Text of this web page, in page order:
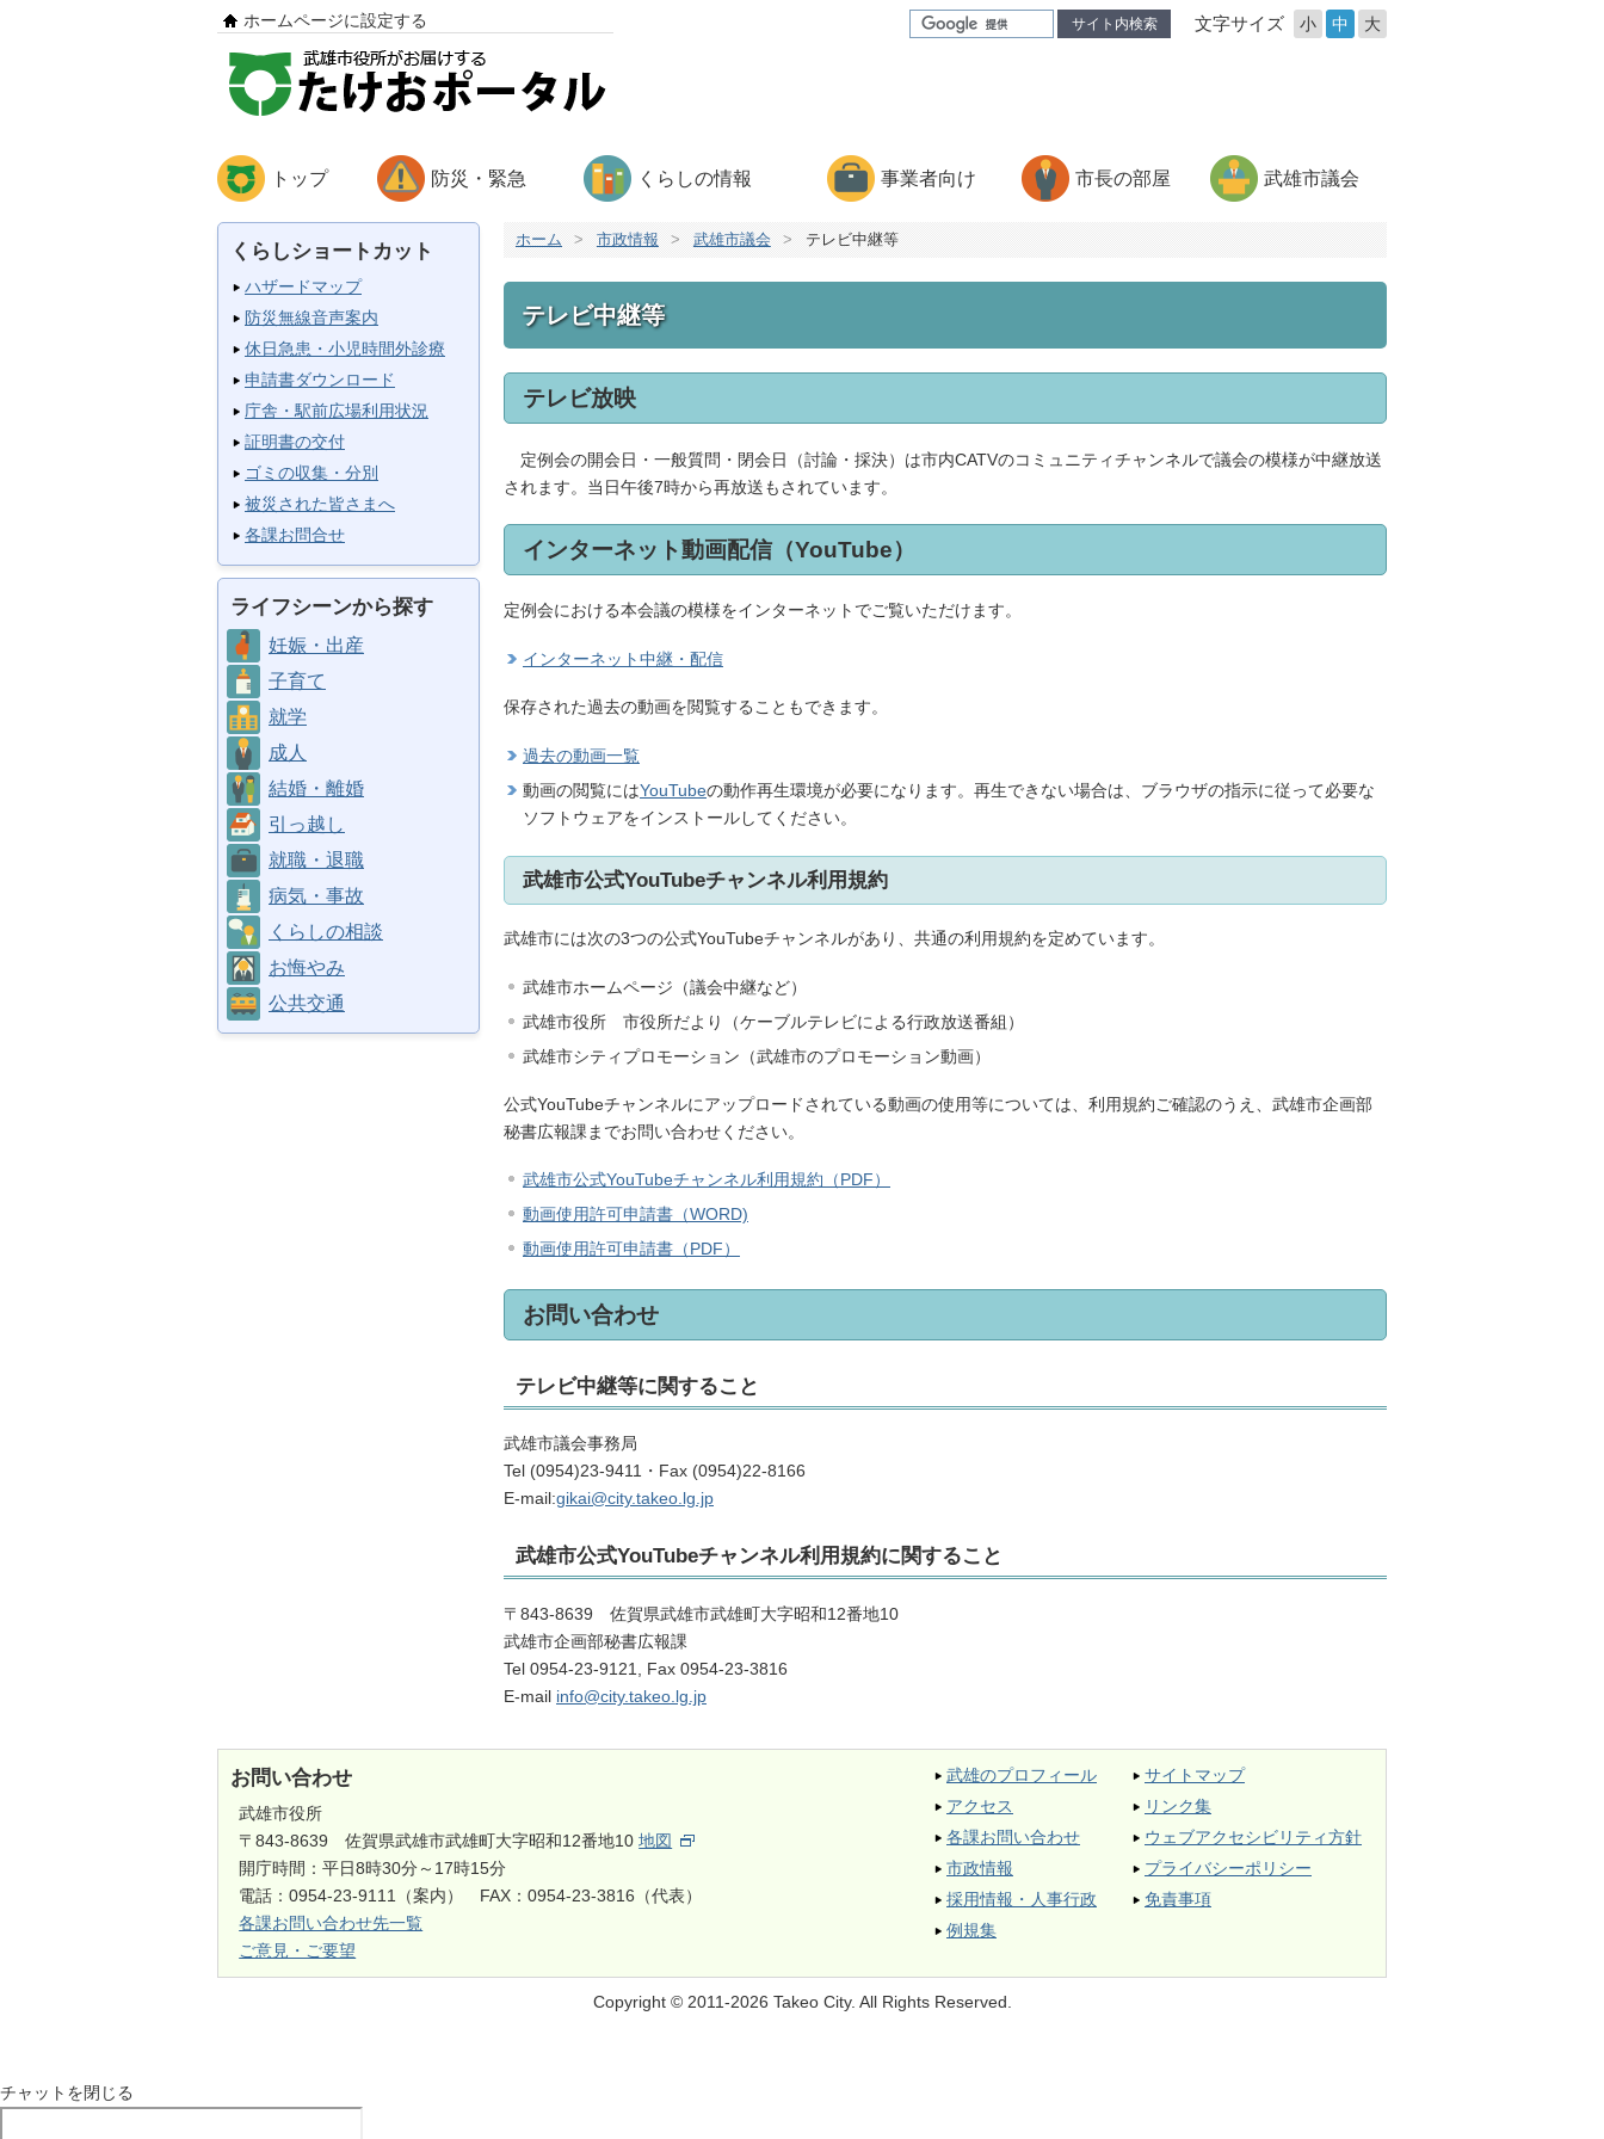
サイト内検索 文字サイズ 小 中 大
ホームページに設定する
トップ 防災・緊急 くらしの情報 事業者向け 市長の部屋 武雄市議会
くらしショートカット
ハザードマップ
防災無線音声案内
休日急患・小児時間外診療
申請書ダウンロード
庁舎・駅前広場利用状況
証明書の交付
ゴミの収集・分別
被災された皆さまへ
各課お問合せ
ライフシーンから探す
妊娠・出産
子育て
就学
成人
結婚・離婚
引っ越し
就職・退職
病気・事故
くらしの相談
お悔やみ
公共交通
ホーム > 市政情報 > 武雄市議会 > テレビ中継等
テレビ中継等
テレビ放映
定例会の開会日・一般質問・閉会日（討論・採決）は市内CATVのコミュニティチャンネルで議会の模様が中継放送
されます。当日午後7時から再放送もされています。
インターネット動画配信（YouTube）
定例会における本会議の模様をインターネットでご覧いただけます。
インターネット中継・配信
保存された過去の動画を閲覧することもできます。
過去の動画一覧
動画の閲覧にはYouTubeの動作再生環境が必要になります。再生できない場合は、ブラウザの指示に従って必要な
ソフトウェアをインストールしてください。
武雄市公式YouTubeチャンネル利用規約
武雄市には次の3つの公式YouTubeチャンネルがあり、共通の利用規約を定めています。
武雄市ホームページ（議会中継など）
武雄市役所 市役所だより（ケーブルテレビによる行政放送番組）
武雄市シティプロモーション（武雄市のプロモーション動画）
公式YouTubeチャンネルにアップロードされている動画の使用等については、利用規約ご確認のうえ、武雄市企画部
秘書広報課までお問い合わせください。
武雄市公式YouTubeチャンネル利用規約（PDF）
動画使用許可申請書（WORD)
動画使用許可申請書（PDF）
お問い合わせ
テレビ中継等に関すること
武雄市議会事務局
Tel (0954)23-9411・Fax (0954)22-8166
E-mail:gikai@city.takeo.lg.jp
武雄市公式YouTubeチャンネル利用規約に関すること
〒843-8639 佐賀県武雄市武雄町大字昭和12番地10
武雄市企画部秘書広報課
Tel 0954-23-9121 , Fax 0954-23-3816
E-mail info@city.takeo.lg.jp
お問い合わせ
武雄市役所
〒843-8639 佐賀県武雄市武雄町大字昭和12番地10地図
開庁時間：平日8時30分～17時15分
電話：0954-23-9111（案内） FAX：0954-23-3816（代表）
各課お問い合わせ先一覧
ご意見・ご要望
武雄のプロフィール
アクセス
各課お問い合わせ
市政情報
採用情報・人事行政
例規集
サイトマップ
リンク集
ウェブアクセシビリティ方針
プライバシーポリシー
免責事項
Copyright © 2011-2026 Takeo City. All Rights Reserved.
チャットを閉じる